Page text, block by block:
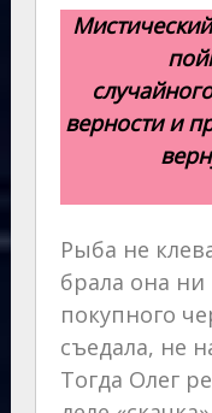
верности и
Рыба не
брала она
покупного
съедала, не
Тогда Олег